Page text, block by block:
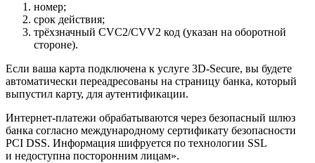
номер;
срок действия;
трёхзначный CVC2/CVV2 код (указан на оборотной
стороне).
Если ваша карта подключена к услуге 3D-Secure, вы будете
автоматически переадресованы на страницу банка, который
выпустил карту, для аутентификации.
Интернет-платежи обрабатываются через безопасный шлюз
банка согласно международному сертификату безопасности
PCI DSS. Информация шифруется по технологии SSL
и недоступна посторонним лицам».